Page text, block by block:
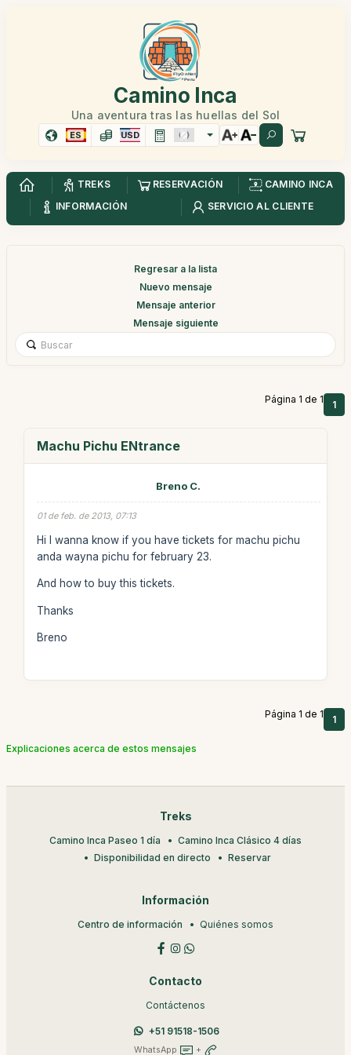
Camino Inca
Una aventura tras las huellas del Sol
ES USD
TREKS RESERVACIÓN
CAMINO INCA
INFORMACIÓN
SERVICIO AL CLIENTE
Regresar a la lista
Nuevo mensaje
Mensaje anterior
Mensaje siguiente
Página 1 de 1 1
Machu Pichu ENtrance
Breno C.
01 de feb. de 2013, 07:13
Hi I wanna know if you have tickets for machu pichu
anda wayna pichu for february 23.
And how to buy this tickets.
Thanks
Breno
Página 1 de 1 1
Explicaciones acerca de estos mensajes
Treks
Camino Inca Paseo 1 día
Camino Inca Clásico 4 días
Disponibilidad en directo
Reservar
Información
Centro de información Quiénes somos
Contacto
Contáctenos
+51 91518-1506
WhatsApp +